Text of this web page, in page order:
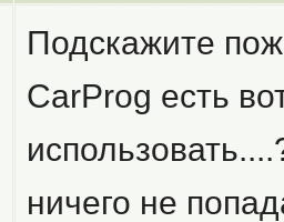
Подскажите
CarProg есть
ничего не